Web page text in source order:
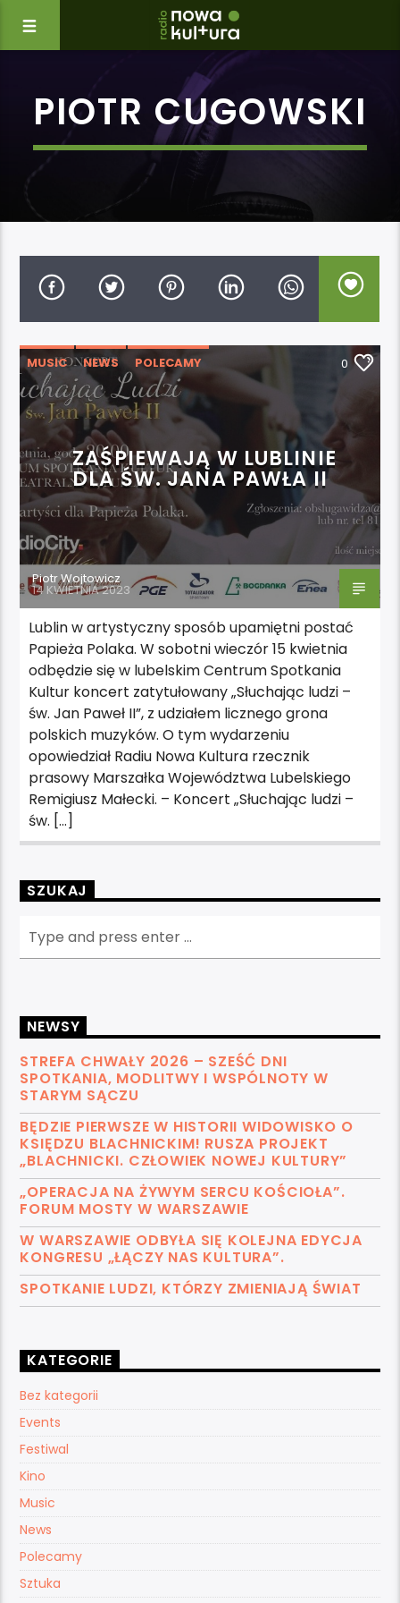
PIOTR CUGOWSKI
MUSIC NEWS
POLECAMY
WYDARZENIA
0
ZAŚPIEWAJĄ W LUBLINIE
DLA ŚW. JANA PAWŁA II
Piotr Wojtowicz
14 KWIETNIA 2023
Lublin w artystyczny sposób upamiętni postać
Papieża Polaka. W sobotni wieczór 15 kwietnia
odbędzie się w lubelskim Centrum Spotkania
Kultur koncert zatytułowany „Słuchając ludzi –
św. Jan Paweł II”, z udziałem licznego grona
polskich muzyków. O tym wydarzeniu
opowiedział Radiu Nowa Kultura rzecznik
prasowy Marszałka Województwa Lubelskiego
Remigiusz Małecki. – Koncert „Słuchając ludzi –
św. […]
SZUKAJ
NEWSY
STREFA CHWAŁY 2026 – SZEŚĆ DNI
SPOTKANIA, MODLITWY I WSPÓLNOTY W
STARYM SĄCZU
BĘDZIE PIERWSZE W HISTORII WIDOWISKO O
KSIĘDZU BLACHNICKIM! RUSZA PROJEKT
„BLACHNICKI. CZŁOWIEK NOWEJ KULTURY”
„OPERACJA NA ŻYWYM SERCU KOŚCIOŁA”.
FORUM MOSTY W WARSZAWIE
W WARSZAWIE ODBYŁA SIĘ KOLEJNA EDYCJA
KONGRESU „ŁĄCZY NAS KULTURA”.
SPOTKANIE LUDZI, KTÓRZY ZMIENIAJĄ ŚWIAT
KATEGORIE
Bez kategorii
Events
Festiwal
Kino
Music
News
Polecamy
Sztuka